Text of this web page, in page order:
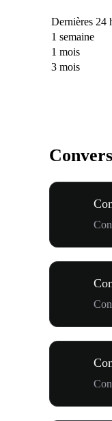
Dernières 24
1 semaine
1 mois
3 mois